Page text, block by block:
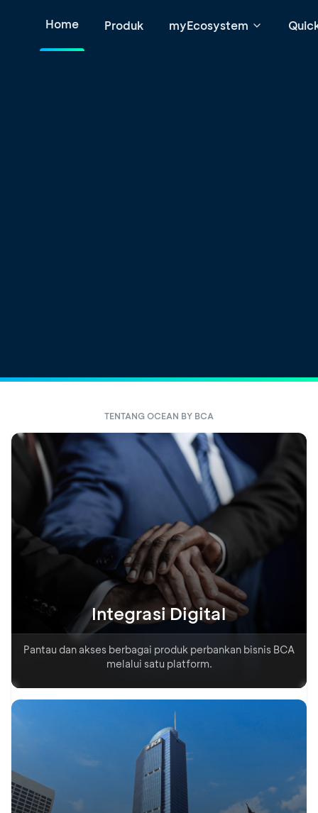
Home Produk myEcosystem
TENTANG OCEAN BY BCA
Integrasi Digital
Pantau dan akses berbagai produk perbankan bisnis BCA
melalui satu platform.